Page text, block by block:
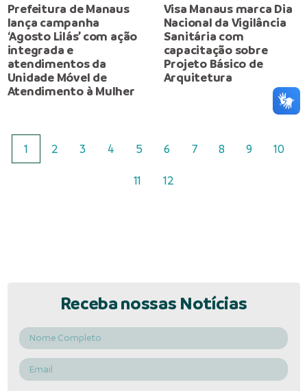
Prefeitura de Manaus
lança campanha
‘Agosto Lilás’ com ação
integrada e
atendimentos da
Unidade Móvel de
Atendimento à Mulher
Visa Manaus marca Dia
Nacional da Vigilância
Sanitária com
capacitação sobre
Projeto Básico de
Arquitetura
1 2 3 4 5 6 7 8 9 10
11 12
Receba nossas Notícias